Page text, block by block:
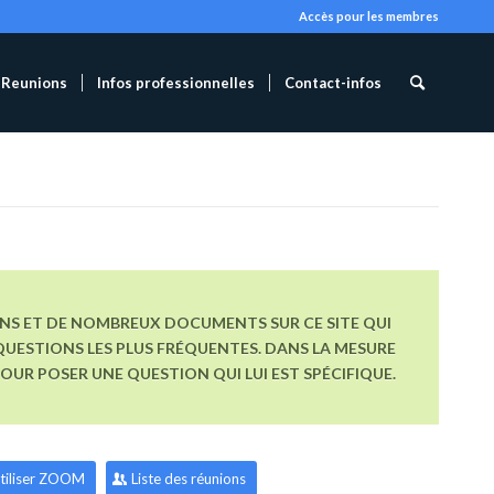
Accès pour les membres
Reunions Infos professionnelles Contact-infos
ET DE NOMBREUX DOCUMENTS SUR CE SITE QUI
LES PLUS FRÉQUENTES. DANS LA MESURE
POSER UNE QUESTION QUI LUI EST SPÉCIFIQUE.
ZOOM Liste des réunions